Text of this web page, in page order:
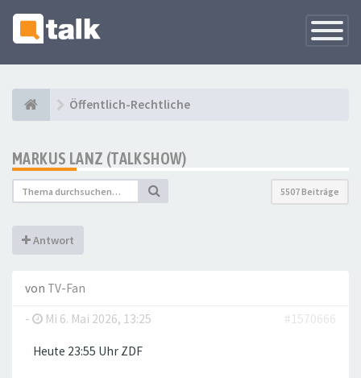
Öffentlich-Rechtliche
MARKUS LANZ (TALKSHOW)
5507 Beiträge
Antwort
von TV-Fan
-
Mi 6. Mai 2026, 13:25 #1570666
Heute 23:55 Uhr ZDF